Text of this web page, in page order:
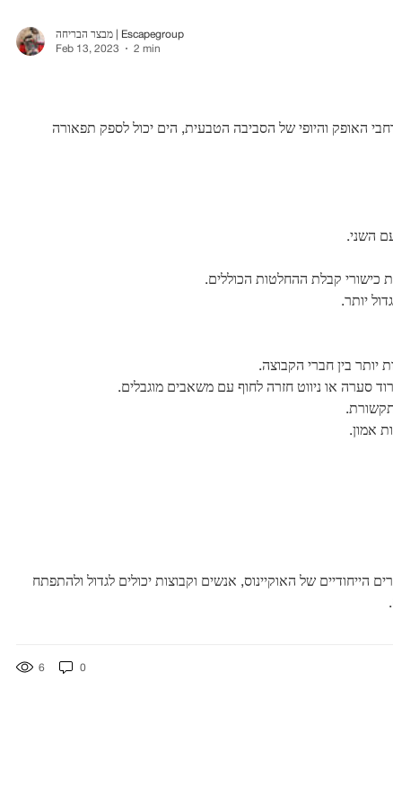
מבצר הבריחה | Escapegroup
Feb 13, 2023
2 min
האופק והיופי של הסביבה הטבעית, הים יכול לספק תפאורה
השני.
כישורי קבלת ההחלטות הכוללים.
יותר.
יותר בין חברי הקבוצה.
סערה או ניווט חזרה לחוף עם משאבים מוגבלים.
אמון.
הייחודיים של האוקיינוס, אנשים וקבוצות יכולים לגדול ולהתפתח
6 0